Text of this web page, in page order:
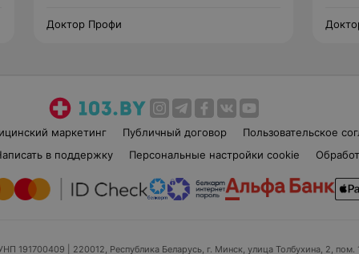
Доктор Профи
маркетинг Публичный договор Пользовательское
в поддержку Персональные настройки cookie
191700409 | 220012, Республика Беларусь, г. Минск, улица Толбухина, 2,